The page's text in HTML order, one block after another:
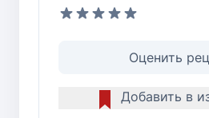
Оценить
Добавить в